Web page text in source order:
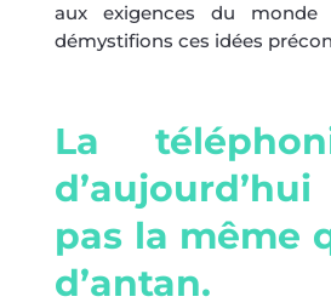
aux exigences du monde
démystifions ces idées
La
pas la même
d’antan.